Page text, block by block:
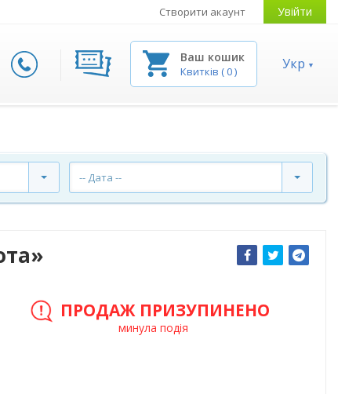
Створити акаунт Увійти
Ваш кошик
Квитків (0) Укр
-- Дата --
ПРОДАЖ ПРИЗУПИНЕНО
минула подія